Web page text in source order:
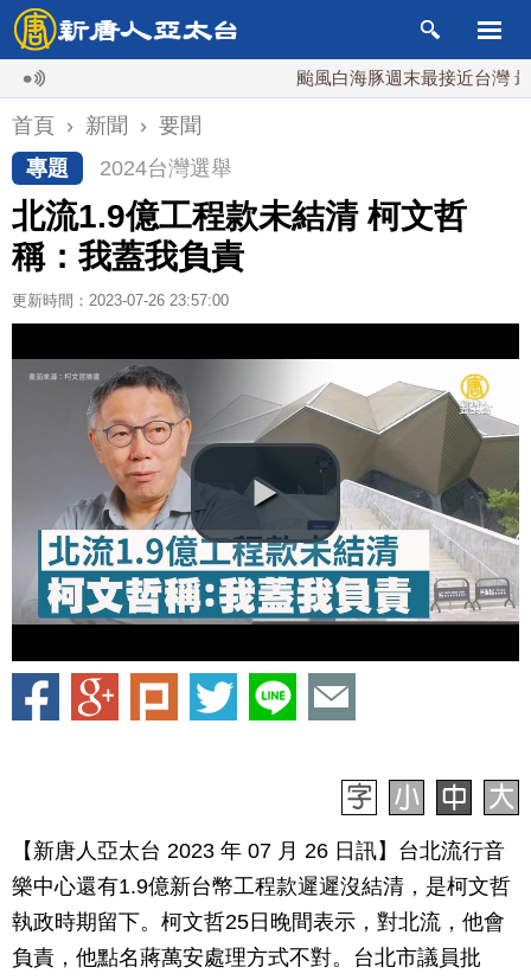
颱風白海豚週末最接近台灣 最快9
首頁 › 新聞 › 要聞
專題
2024台灣選舉
北流1.9億工程款未結清 柯文哲
稱：我蓋我負責
更新時間：2023-07-26 23:57:00
【新唐人亞太台 2023 年 07 月 26 日訊】台北流行音
樂中心還有1.9億新台幣工程款遲遲沒結清，是柯文哲
執政時期留下。柯文哲25日晚間表示，對北流，他會
負責，他點名蔣萬安處理方式不對。台北市議員批